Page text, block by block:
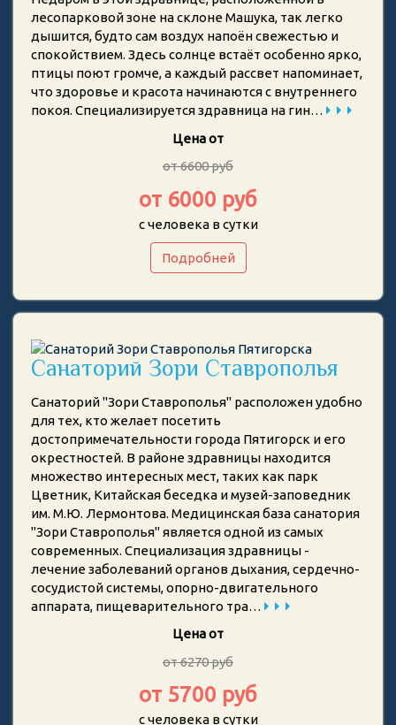
лесопарковой зоне на склоне Машука, так легко
дышится, будто сам воздух напоён свежестью и
спокойствием. Здесь солнце встаёт особенно ярко,
птицы поют громче, а каждый рассвет напоминает,
что здоровье и красота начинаются с внутреннего
покоя. Специализируется здравница на гин…
Цена от
от 6600 руб
от 6000 руб
с человека в сутки
Подробней
Санаторий Зори Ставрополья
Санаторий "Зори Ставрополья" расположен удобно
для тех, кто желает посетить
достопримечательности города Пятигорск и его
окрестностей. В районе здравницы находится
множество интересных мест, таких как парк
Цветник, Китайская беседка и музей-заповедник
им. М.Ю. Лермонтова. Медицинская база санатория
"Зори Ставрополья" является одной из самых
современных. Специализация здравницы -
лечение заболеваний органов дыхания, сердечно-
сосудистой системы, опорно-двигательного
аппарата, пищеварительного тра…
Цена от
от 6270 руб
от 5700 руб
с человека в сутки